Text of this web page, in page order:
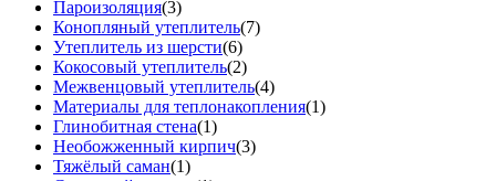
Пароизоляция(3)
Конопляный утеплитель(7)
Утеплитель из шерсти(6)
Кокосовый утеплитель(2)
Межвенцовый утеплитель(4)
Материалы для теплонакопления(1)
Глинобитная стена(1)
Необожженный кирпич(3)
Тяжёлый саман(1)